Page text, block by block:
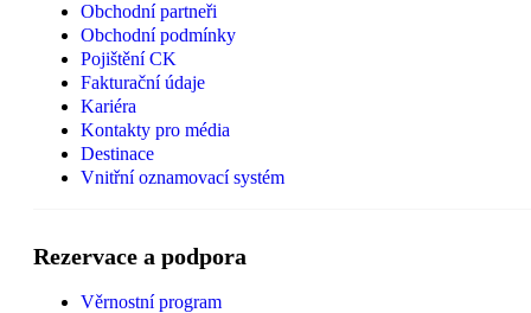
Obchodní partneři
Obchodní podmínky
Pojištění CK
Fakturační údaje
Kariéra
Kontakty pro média
Destinace
Vnitřní oznamovací systém
Rezervace a podpora
Věrnostní program